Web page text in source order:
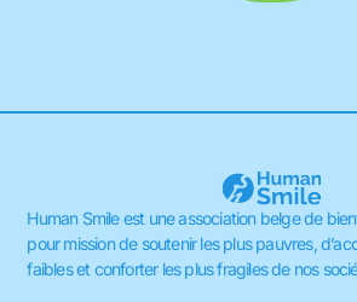
Human Smile est une association belge de
pour mission de soutenir les plus pauvres,
faibles et conforter les plus fragiles de nos